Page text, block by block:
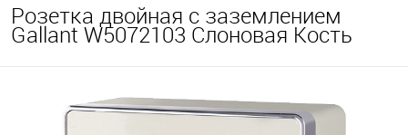
Розетка двойная с заземлением
Gallant W5072103 Слоновая Кость